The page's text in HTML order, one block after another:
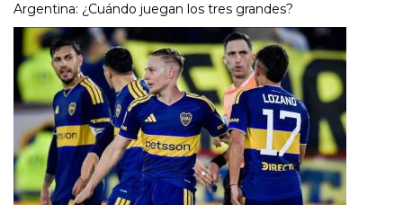
Argentina: ¿Cuándo juegan los tres grandes?